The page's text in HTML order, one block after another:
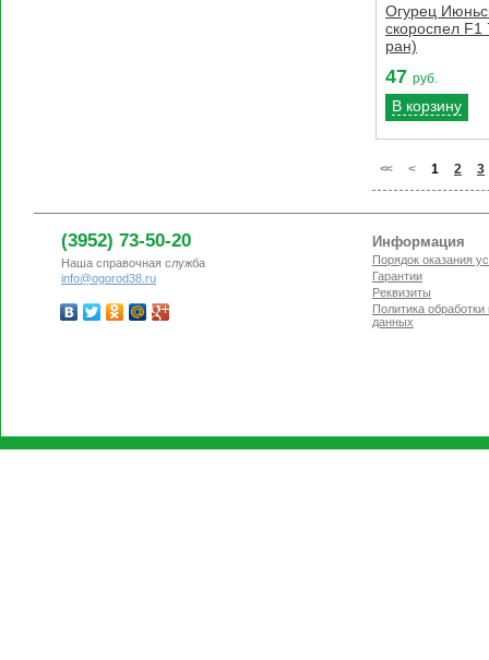
Огурец
скороспел F1
ран)
47 руб.
В корзину
<< < 1 2 3
(3952) 73-50-20
Наша справочная служба
info@ogorod38.ru
Информация
Порядок оказания
Гарантии
Реквизиты
Политика
данных